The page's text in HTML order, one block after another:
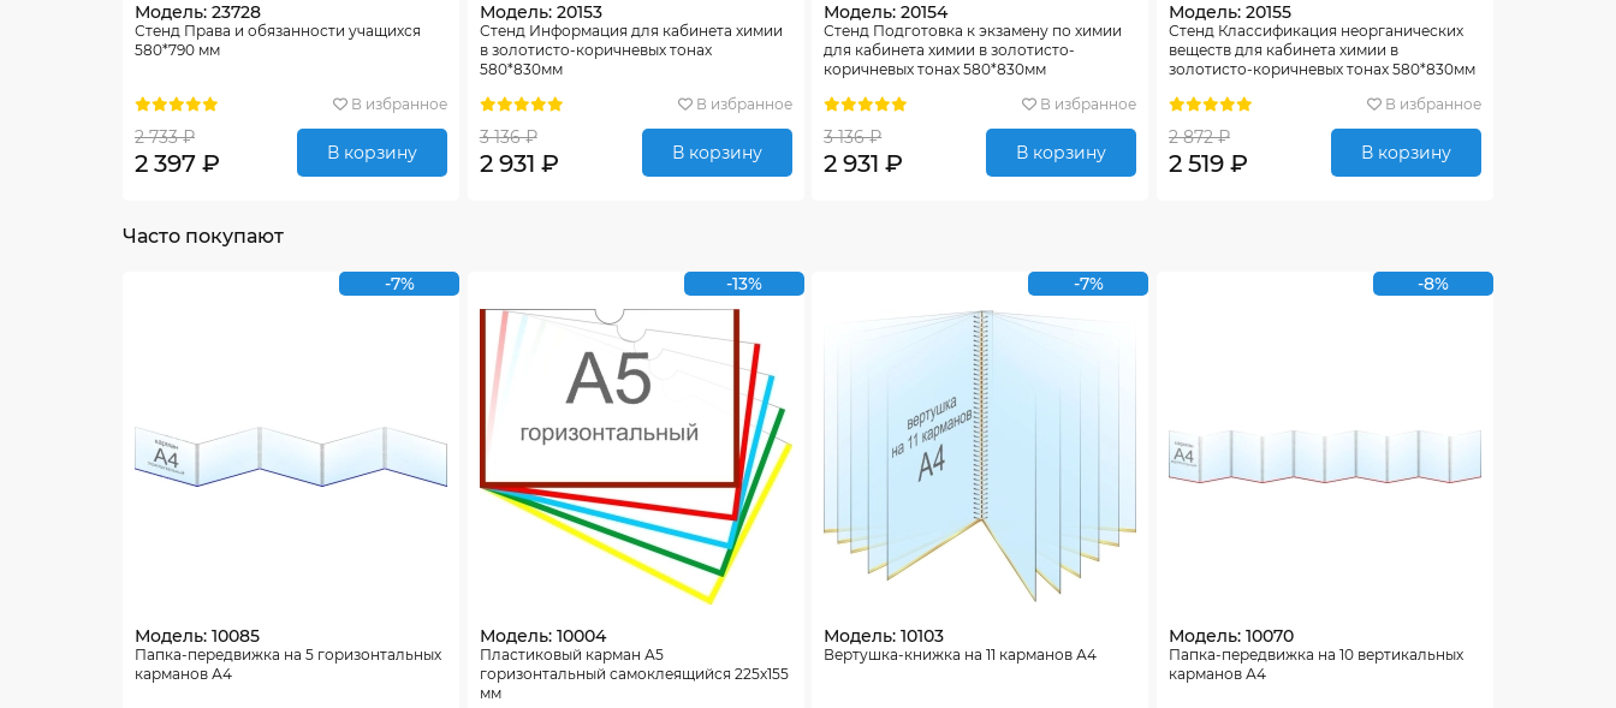
Модель: 23728
Стенд Права и обязанности учащихся
580*790 мм
В избранное
2 733 ₽
2 397 ₽ В корзину
Модель: 20153
Стенд Информация для кабинета химии
в золотисто-коричневых тонах
580*830мм
В избранное
3 136 ₽
2 931 ₽ В корзину
Модель: 20154
Стенд Подготовка к экзамену по химии
для кабинета химии в золотисто-
коричневых тонах 580*830мм
В избранное
3 136 ₽
2 931 ₽ В корзину
Модель: 20155
Стенд Классификация неорганических
веществ для кабинета химии в
золотисто-коричневых тонах 580*830мм
В избранное
2 872 ₽
2 519 ₽ В корзину
Часто покупают
-7%
Модель: 10085
Папка-передвижка на 5 горизонтальных
карманов А4
-13%
Модель: 10004
Пластиковый карман А5
горизонтальный самоклеящийся 225х155
мм
-7%
Модель: 10103
Вертушка-книжка на 11 карманов А4
-8%
Модель: 10070
Папка-передвижка на 10 вертикальных
карманов А4